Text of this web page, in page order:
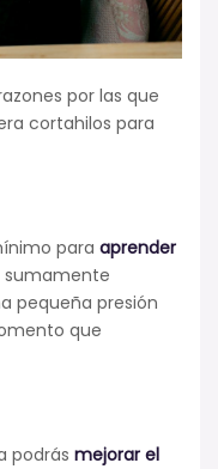
por las que
cortahilos para
para aprender
sumamente
pequeña presión
que
podrás mejorar el